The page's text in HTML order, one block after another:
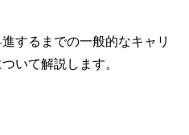
するまでの一般的なキャリ
いて解説します。